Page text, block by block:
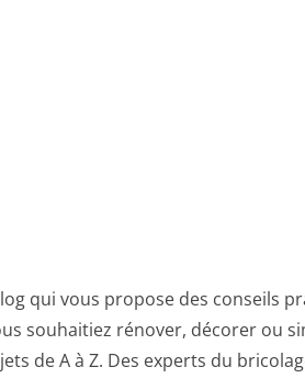
qui vous propose des conseils
souhaitiez rénover, décorer ou
de A à Z. Des experts du